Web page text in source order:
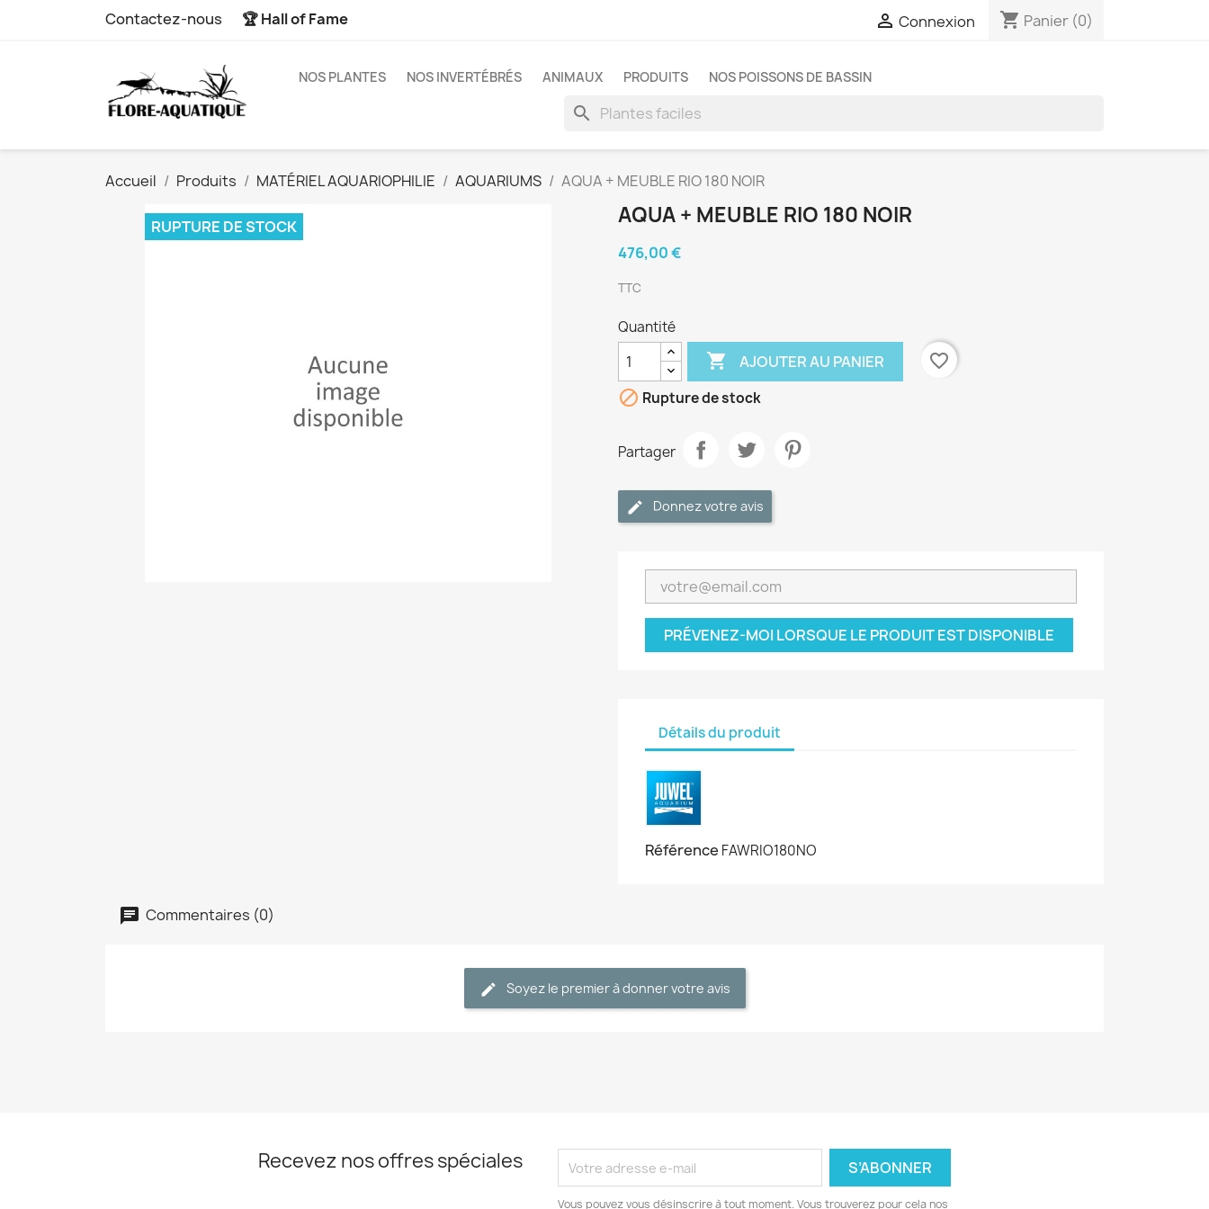
Contactez-nous 🏆 Hall of Fame  Connexion shopping_cart Panier (0)
NOS PLANTES NOS INVERTÉBRÉS ANIMAUX PRODUITS NOS POISSONS DE BASSIN
search
Accueil Produits MATÉRIEL AQUARIOPHILIE AQUARIUMS AQUA + MEUBLE RIO 180 NOIR
RUPTURE DE STOCK AQUA + MEUBLE RIO 180 NOIR
476,00 €
TTC
Quantité
 AJOUTER AU PANIER
favorite_border
 Rupture de stock
Partager
Donnez votre avis
PRÉVENEZ-MOI LORSQUE LE PRODUIT EST DISPONIBLE
Détails du produit
Référence FAWRIO180NO
Commentaires (0)
Soyez le premier à donner votre avis
Recevez nos offres spéciales
Vous pouvez vous désinscrire à tout moment. Vous trouverez pour cela nos